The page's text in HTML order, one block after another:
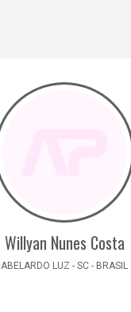
Willyan Nunes Costa
ABELARDO LUZ - SC - BRASIL